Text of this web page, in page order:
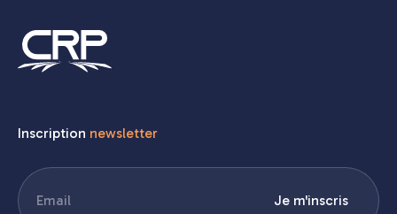
Inscription newsletter
E-
mail (Nécessaire) Je m'inscris